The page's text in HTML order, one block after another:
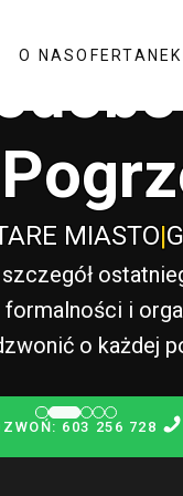
O NASOFERTA
MIASTO|
i
o każdej
603 256 728